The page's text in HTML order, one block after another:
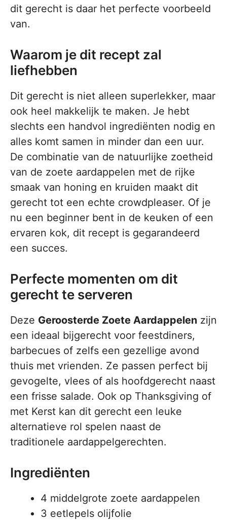
dit gerecht is daar het perfecte voorbeeld
van.
Waarom je dit recept zal
liefhebben
Dit gerecht is niet alleen superlekker, maar
ook heel makkelijk te maken. Je hebt
slechts een handvol ingrediënten nodig en
alles komt samen in minder dan een uur.
De combinatie van de natuurlijke zoetheid
van de zoete aardappelen met de rijke
smaak van honing en kruiden maakt dit
gerecht tot een echte crowdpleaser. Of je
nu een beginner bent in de keuken of een
ervaren kok, dit recept is gegarandeerd
een succes.
Perfecte momenten om dit
gerecht te serveren
Deze Geroosterde Zoete Aardappelen zijn
een ideaal bijgerecht voor feestdiners,
barbecues of zelfs een gezellige avond
thuis met vrienden. Ze passen perfect bij
gevogelte, vlees of als hoofdgerecht naast
een frisse salade. Ook op Thanksgiving of
met Kerst kan dit gerecht een leuke
alternatieve rol spelen naast de
traditionele aardappelgerechten.
Ingrediënten
4 middelgrote zoete aardappelen
3 eetlepels olijfolie